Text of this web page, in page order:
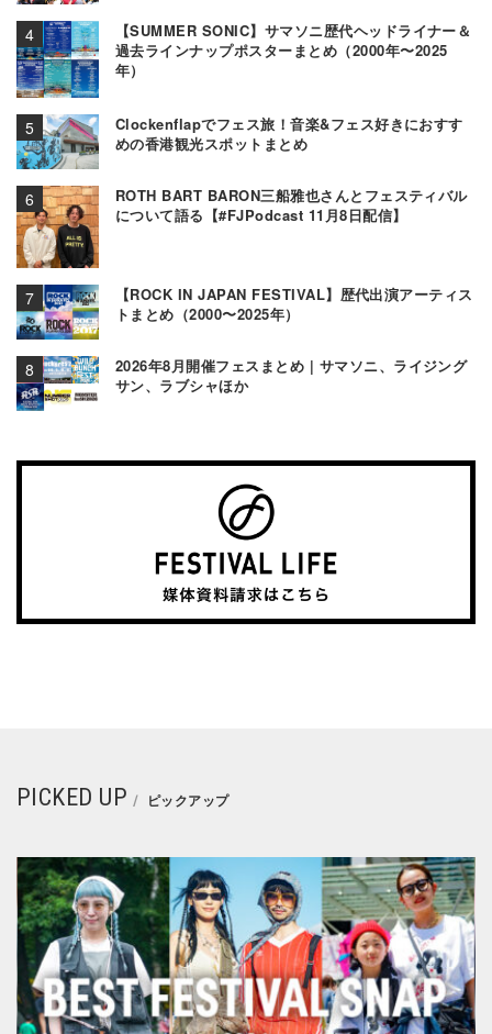
【SUMMER SONIC】サマソニ歴代ヘッドライナー＆
過去ラインナップポスターまとめ（2000年〜2025
年）
Clockenflapでフェス旅！音楽&フェス好きにおすす
めの香港観光スポットまとめ
ROTH BART BARON三船雅也さんとフェスティバル
について語る【#FJPodcast 11月8日配信】
【ROCK IN JAPAN FESTIVAL】歴代出演アーティス
トまとめ（2000〜2025年）
2026年8月開催フェスまとめ | サマソニ、ライジング
サン、ラブシャほか
PICKED UP ピックアップ